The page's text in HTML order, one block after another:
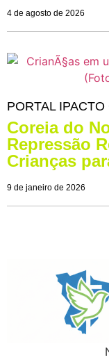
4 de agosto de 2026
PORTAL
Coreia do
Repressão
Crianças
9 de janeiro de 2026